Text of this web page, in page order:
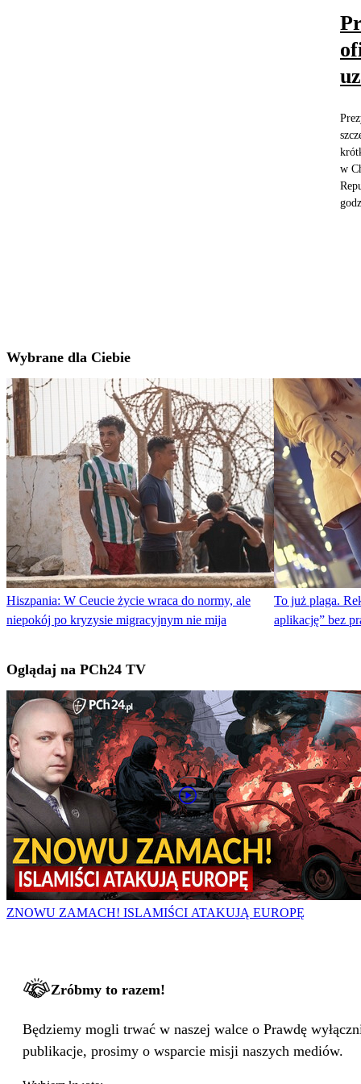
w
Wybrane dla Ciebie
Hiszpania: W Ceucie życie wraca do normy, ale
niepokój po kryzysie migracyjnym nie mija
To już plaga.
aplikację” bez
Oglądaj na PCh24 TV
ZNOWU ZAMACH! ISLAMIŚCI ATAKUJĄ EUROPĘ
Zróbmy to razem!
Będziemy mogli trwać w naszej walce o Prawdę
publikacje, prosimy o wsparcie misji naszych mediów.